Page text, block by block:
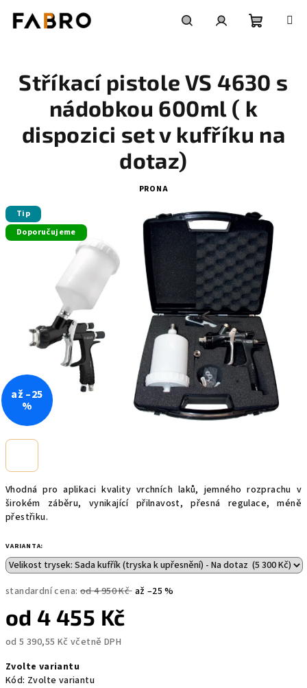
košík
Vhodná pro aplikaci kvality vrchních laků, jemného rozprachu v
širokém záběru, vynikající přilnavost, přesná regulace, méně
přestřiku.
VARIANTA:
standardní cena: od 4 950 Kč až –25 %
od4 455 Kč
od5 390,55 Kč včetně DPH
cena:
Zvolte variantu
Kód: Zvolte variantu
Stříkací pistole VS 4630 s
nádobkou 600ml ( k
dispozici set v kufříku na
dotaz)
PRONA
Tip
Doporučujeme
až –25
%